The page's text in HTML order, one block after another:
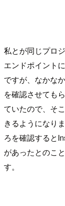
私とが同じプロ
エンドポイント
ですが、なかな
を確認させても
ていたので、そ
きるようになりま
ろを確認すると
があったとのこ
す。